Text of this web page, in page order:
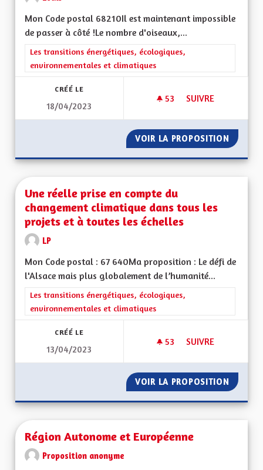
Mon Code postal 68210Il est maintenant impossible
de passer à côté !Le nombre d'oiseaux,...
Filtrer les résultats de la catégorie : Les transitions
Les transitions énergétiques, écologiques,
environnementales et climatiques
CRÉÉ LE
18/04/2023
53 53 ABONNÉS
SUIVRE
VOIR LA PROPOSITION FAIRE
Une réelle prise en compte du
changement climatique dans tous les
projets et à toutes les échelles
LP
Mon Code postal : 67 640Ma proposition : Le défi de
l'Alsace mais plus globalement de l’humanité...
Filtrer les résultats de la catégorie : Les transitions
Les transitions énergétiques, écologiques,
environnementales et climatiques
CRÉÉ LE
13/04/2023
53 53 ABONNÉS
SUIVRE
VOIR LA PROPOSITION UNE
Région Autonome et Européenne
Proposition anonyme